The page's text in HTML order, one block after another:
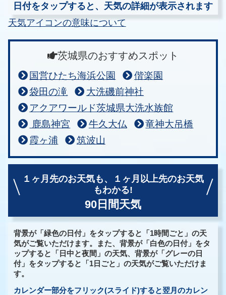
日付をタップすると、天気の詳細が表示されます
天気アイコンの意味について
茨城県のおすすめスポット
国営ひたち海浜公園
偕楽園
袋田の滝
大洗磯前神社
アクアワールド茨城県大洗水族館
鹿島神宮
牛久大仏
竜神大吊橋
霞ヶ浦
筑波山
１ヶ月先のお天気も、
１ヶ月以上先のお天気
もわかる!
90日間天気
背景が「緑色の日付」をタップすると「1時間ごと」の天
気がご覧いただけます。また、背景が「白色の日付」をタ
ップすると「日中と夜間」の天気、背景が「グレーの日
付」をタップすると「1日ごと」の天気がご覧いただけま
す。
カレンダー部分をフリック(スライド)すると翌月のカレン